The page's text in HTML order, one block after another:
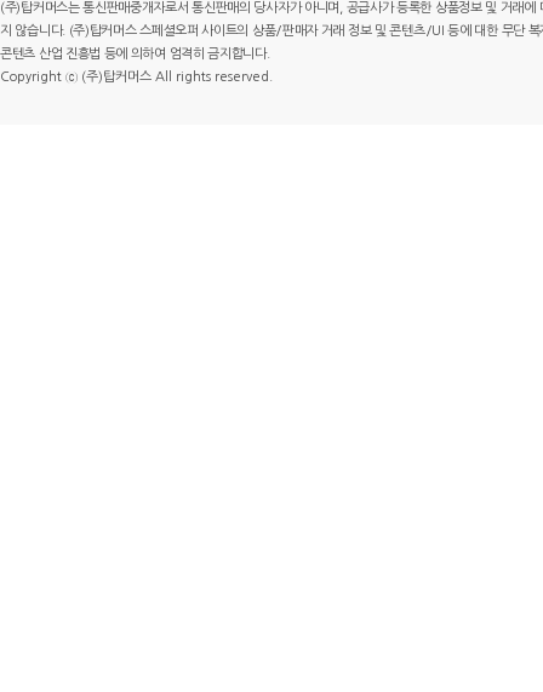
(주)탑커머스는 통신판매중개자로서 통신판매의 당사자가 아니며, 공급사가 등록한 상품정보 및 거래
지 않습니다. (주)탑커머스 스페셜오퍼 사이트의 상품/판매자 거래 정보 및 콘텐츠/UI 등에 대한 무단
콘텐츠 산업 진흥법 등에 의하여 엄격히 금지합니다.
Copyright ⓒ (주)탑커머스 All rights reserved.